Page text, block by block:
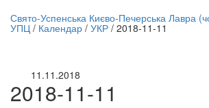
трансляція |
12 вересня
Свято-Успенська Києво-Печерська Лавра
УПЦ / Календар / УКР / 2018-11-11
11.11.2018
2018-11-11